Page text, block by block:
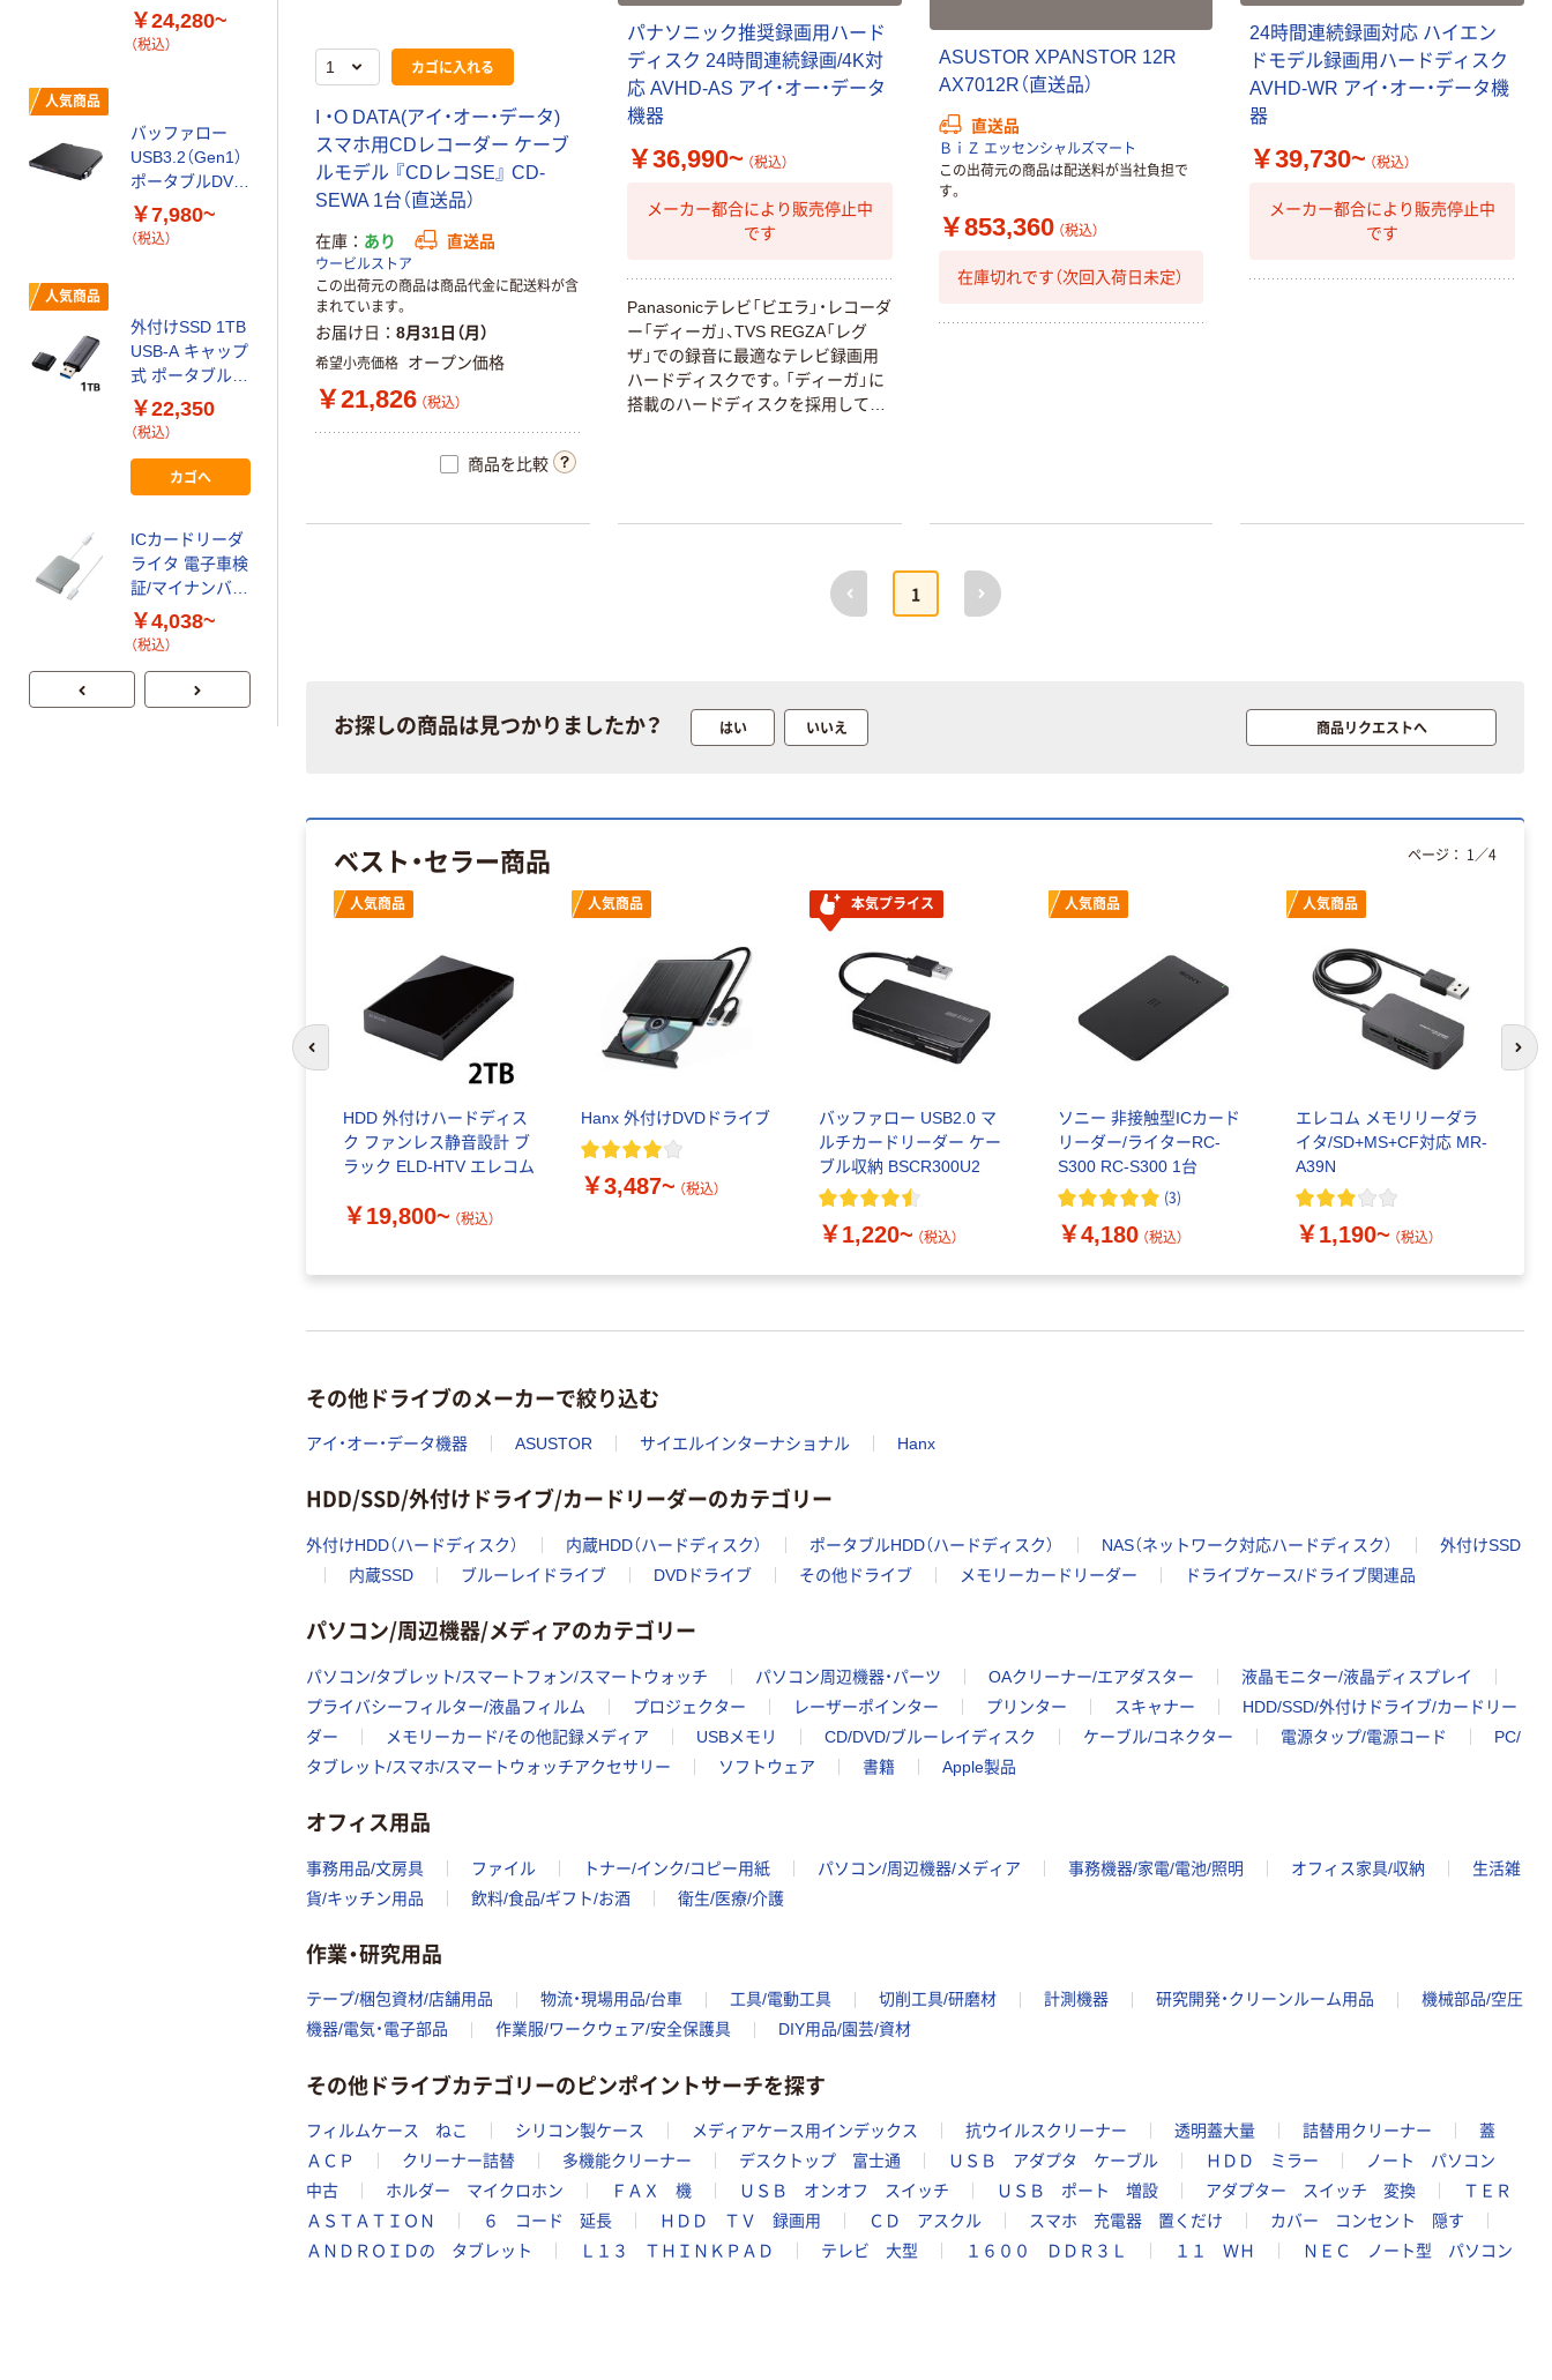
カゴに入れる
I ・O DATA(アイ・オー・データ)
スマホ用CDレコーダー ケーブ
ルモデル 『CDレコSE』 CD-
SEWA 1台（直送品）
在庫 あり 直送品
ウービルストア
この出荷元の商品は商品代金に配送料が含
まれています。
お届け日 8月31日（月）
希望小売価格 オープン価格
￥21,826 （税込）
商品を比較
パナソニック推奨録画用ハード
ディスク 24時間連続録画/4K対
応 AVHD-AS アイ・オー・データ
機器
￥36,990~ （税込）
メーカー都合により販売停止中
です
Panasonicテレビ「ビエラ」・レコーダ
ー「ディーガ」、TVS REGZA「レグ
ザ」での録音に最適なテレビ録画用
ハードディスクです。「ディーガ」に
搭載のハードディスクを採用してお
静かさを誇る超静音構造を採用。録
のお部屋でも快適にご使用いただけ
ASUSTOR XPANSTOR 12R
AX7012R（直送品）
直送品
ＢｉＺ エッセンシャルズマート
この出荷元の商品は配送料が当社負担で
す。
￥853,360 （税込）
在庫切れです（次回入荷日未定）
24時間連続録画対応 ハイエン
ドモデル録画用ハードディスク
AVHD-WR アイ・オー・データ機
器
￥39,730~ （税込）
メーカー都合により販売停止中
です
前へ
1
次へ
お探しの商品は見つかりましたか？ はい いいえ 商品リクエストへ
ベスト・セラー商品
人気商品
HDD 外付けハードディス
ク ファンレス静音設計 ブ
ラック ELD-HTV エレコム
￥19,800~ （税込）
人気商品
Hanx 外付けDVDドライブ
￥3,487~ （税込）
本気プライス
バッファロー USB2.0 マ
ルチカードリーダー ケー
ブル収納 BSCR300U2
￥1,220~ （税込）
人気商品
ソニー 非接触型ICカード
リーダー/ライターRC-
S300 RC-S300 1台
(3)
￥4,180 （税込）
人気商品
エレコム メモリリーダラ
イタ/SD+MS+CF対応 MR-
A39N
￥1,190~ （税込）
ページ： 1 ／4
次
その他ドライブのメーカーで絞り込む
アイ・オー・データ機器 ASUSTOR サイエルインターナショナル Hanx
HDD/SSD/外付けドライブ/カードリーダーのカテゴリー
外付けHDD（ハードディスク） 内蔵HDD（ハードディスク） ポータブルHDD（ハードディスク） NAS（ネットワーク対応ハードディスク）
外付けSSD
内蔵SSD
ブルーレイドライブ DVDドライブ その他ドライブ メモリーカードリーダー ドライブケース/ドライブ関連品
パソコン/周辺機器/メディアのカテゴリー
パソコン/タブレット/スマートフォン/スマートウォッチ パソコン周辺機器・パーツ OAクリーナー/エアダスター
液晶モニター/液晶ディスプレイ
プライバシーフィルター/液晶フィルム
プロジェクター レーザーポインター プリンター スキャナー
HDD/SSD/外付けドライブ/カードリー
ダー
メモリーカード/その他記録メディア USBメモリ CD/DVD/ブルーレイディスク ケーブル/コネクター 電源タップ/電源コード
PC/
タブレット/スマホ/スマートウォッチアクセサリー
ソフトウェア 書籍 Apple製品
オフィス用品
事務用品/文房具 ファイル トナー/インク/コピー用紙 パソコン/周辺機器/メディア 事務機器/家電/電池/照明 オフィス家具/収納
生活雑
貨/キッチン用品
飲料/食品/ギフト/お酒 衛生/医療/介護
作業・研究用品
テープ/梱包資材/店舗用品 物流・現場用品/台車 工具/電動工具 切削工具/研磨材 計測機器 研究開発・クリーンルーム用品
機械部品/空圧
機器/電気・電子部品
作業服/ワークウェア/安全保護具 DIY用品/園芸/資材
その他ドライブカテゴリーのピンポイントサーチを探す
フィルムケース ねこ シリコン製ケース メディアケース用インデックス 抗ウイルスクリーナー 透明蓋大量 詰替用クリーナー
蓋
ＡＣＰ
クリーナー詰替 多機能クリーナー デスクトップ 富士通 ＵＳＢ アダプタ ケーブル ＨＤＤ ミラー
ノート パソコン
中古
ホルダー マイクロホン ＦＡＸ 機 ＵＳＢ オンオフ スイッチ ＵＳＢ ポート 増設 アダプター スイッチ 変換
ＴＥＲ
ＡＳＴＡＴＩＯＮ
６ コード 延長 ＨＤＤ ＴＶ 録画用 ＣＤ アスクル スマホ 充電器 置くだけ
カバー コンセント 隠す
ＡＮＤＲＯＩＤの タブレット
Ｌ１３ ＴＨＩＮＫＰＡＤ テレビ 大型 １６００ ＤＤＲ３Ｌ １１ ＷＨ ＮＥＣ ノート型 パソコン
TB/8TB
USB3.2(Gen.1)
￥24,280~
（税込）
人気商品
バッファロー
USB3.2（Gen1）
ポータブルDVD
ドライブ
￥7,980~
（税込）
人気商品
外付けSSD 1TB
USB-A キャップ
式 ポータブル
USB3.2 小型 黒
ESD-
エレコム 1個（直
送品）
￥22,350
（税込）
カゴへ
ICカードリーダ
ライタ 電子車検
証/マイナンバー
カード/マイナ免
許証/HPKIカー
サンワサプライ
￥4,038~
（税込）
ブラック HDPH-
UTV4DK 1台
（税込）
カゴへ
TB/8TB
USB3.2(Gen.1)
HD-LEシリーズ
￥24,280~
（税込）
USB3.2（Gen1）
ドライブ
￥7,980~
人気商品
外付けSSD 1TB
USB-A キャップ
式 ポータブル
USB3.2 小型 黒
￥22,350